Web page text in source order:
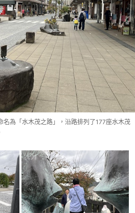
為「水木茂之路」，沿路排列了177座水木茂